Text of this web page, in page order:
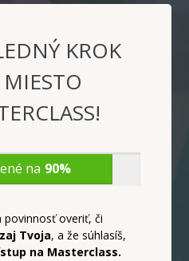
KROK
!
na 90%
overiť, či
Tvoja, a že súhlasíš,
na Masterclass.